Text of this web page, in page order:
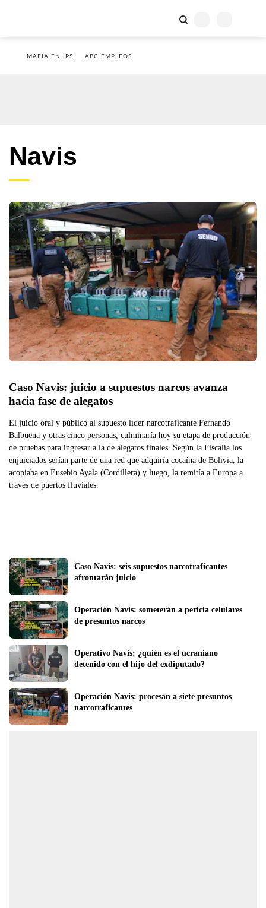
MAFIA EN IPS ABC EMPLEOS
Navis
Caso Navis: juicio a supuestos narcos avanza
hacia fase de alegatos
El juicio oral y público al supuesto líder narcotraficante Fernando
Balbuena y otras cinco personas, culminaría hoy su etapa de producción
de pruebas para ingresar a la de alegatos finales. Según la Fiscalía los
enjuiciados serían parte de una red que adquiría cocaína de Bolivia, la
acopiaba en Eusebio Ayala (Cordillera) y luego, la remitía a Europa a
través de puertos fluviales.
Caso Navis: seis supuestos narcotraficantes
afrontarán juicio
Operación Navis: someterán a pericia celulares
Operativo Navis: ¿quién es el ucraniano
Operación Navis: procesan a siete presuntos
narcotraficantes